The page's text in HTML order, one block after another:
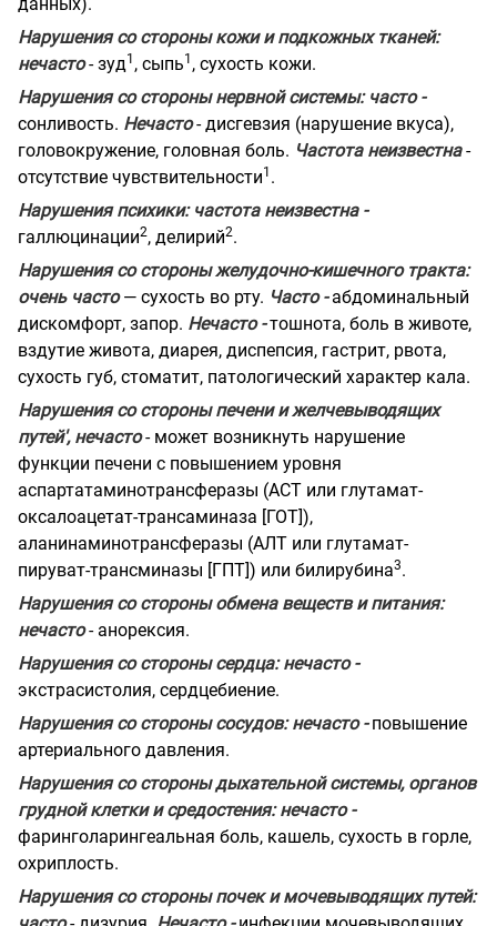
Нарушения со стороны кожи и подкожных тканей:
нечасто- зуд1 , сыпь1 , сухость кожи.
Нарушения со стороны нервной системы: часто -
сонливость. Нечасто- дисгевзия (нарушение вкуса),
головокружение, головная боль. Частота неизвестна-
отсутствие чувствительности1 .
Нарушения психики: частота неизвестна -
галлюцинации2, делирий2.
Нарушения со стороны желудочно-кишечного тракта:
очень часто— сухость во рту. Часто -абдоминальный
дискомфорт, запор. Нечасто -тошнота, боль в животе,
вздутие живота, диарея, диспепсия, гастрит, рвота,
сухость губ, стоматит, патологический характер кала.
Нарушения со стороны печени и желчевыводящих
путей', нечасто- может возникнуть нарушение
функции печени с повышением уровня
аспартатаминотрансферазы (ACT или глутамат-
оксалоацетат-трансаминаза [ГОТ]),
аланинаминотрансферазы (АЛТ или глутамат-
пируват-трансминазы [ГПТ]) или билирубина3.
Нарушения со стороны обмена веществ и питания:
нечасто- анорексия.
Нарушения со стороны сердца: нечасто -
экстрасистолия, сердцебиение.
Нарушения со стороны сосудов: нечасто -повышение
артериального давления.
Нарушения со стороны дыхательной системы, органов
грудной клетки и средостения: нечасто -
фаринголарингеальная боль, кашель, сухость в горле,
охриплость.
Нарушения со стороны почек и мочевыводящих путей: